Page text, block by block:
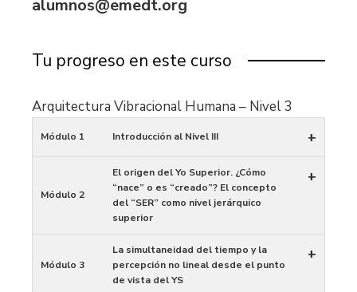
alumnos@emedt.org
Tu progreso en este curso
Arquitectura Vibracional Humana – Nivel 3
Módulo 1 Introducción al Nivel III +
Módulo 2
El origen del Yo Superior. ¿Cómo
“nace” o es “creado”? El concepto
del “SER” como nivel jerárquico
superior
+
Módulo 3
La simultaneidad del tiempo y la
percepción no lineal desde el punto
de vista del YS
+